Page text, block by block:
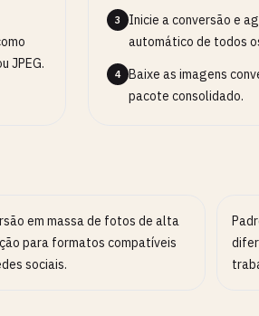
JPEG.
3
Inicie a conversão e
automático de todos
4
Baixe as imagens
pacote consolidado.
em massa de fotos de alta
para formatos compatíveis
sociais.